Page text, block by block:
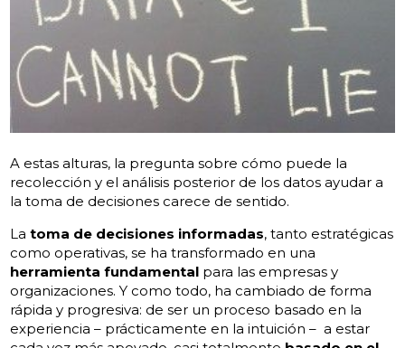
A estas alturas, la pregunta sobre cómo puede la
recolección y el análisis posterior de los datos ayudar a
la toma de decisiones carece de sentido.
Latoma de decisiones informadas, tanto estratégicas
como operativas, se ha transformado en una
herramienta fundamental para las empresas y
organizaciones. Y como todo, ha cambiado de forma
rápida y progresiva: de ser un proceso basado en la
experiencia – prácticamente en la intuición – a estar